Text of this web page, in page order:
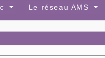
Le réseau AMS